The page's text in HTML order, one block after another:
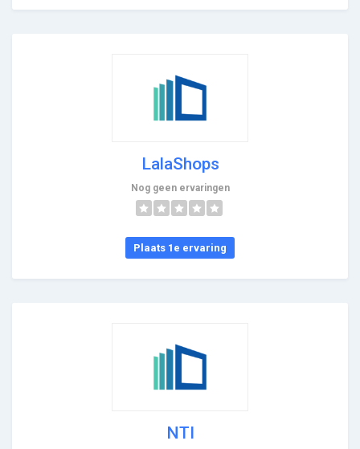
LalaShops
Nog geen ervaringen
Plaats 1e ervaring
NTI